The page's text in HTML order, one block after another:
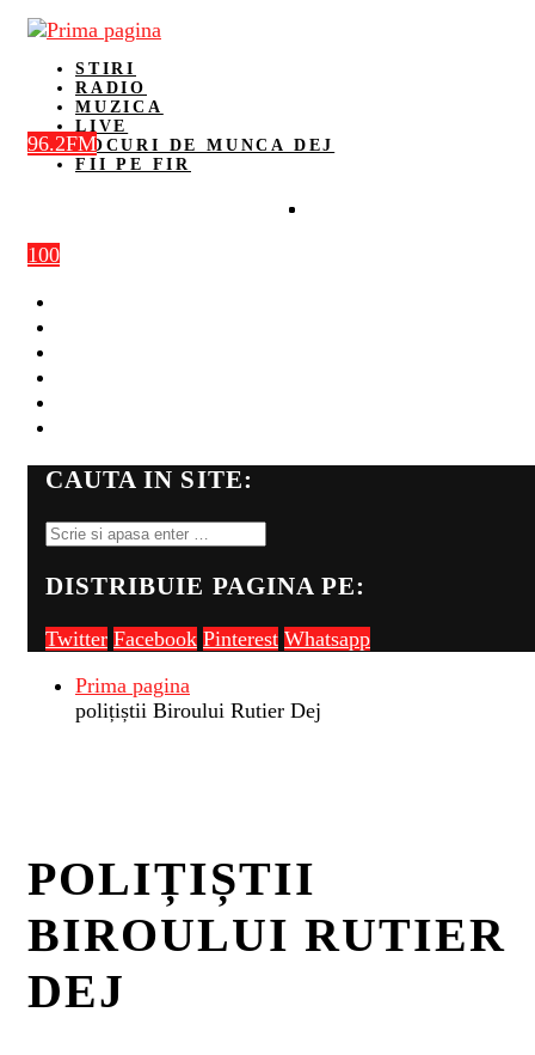
STIRI
RADIO
MUZICA
LIVE
LOCURI DE MUNCA DEJ
FII PE FIR
100
96.2FM
CAUTA IN SITE:
DISTRIBUIE PAGINA PE:
Twitter Facebook Pinterest Whatsapp
Prima pagina
polițiștii Biroului Rutier Dej
POLIȚIȘTII
BIROULUI RUTIER
DEJ